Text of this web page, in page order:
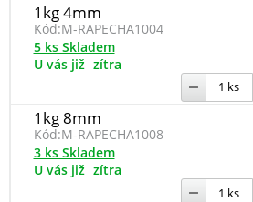
1kg 4mm
Kód:M-RAPECHA1004
5 ks Skladem
U vás již zítra
1kg 8mm
Kód:M-RAPECHA1008
3 ks Skladem
U vás již zítra